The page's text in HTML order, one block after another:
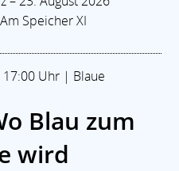
Speicher XI
17:00 Uhr | Blaue
Blau zum
wird